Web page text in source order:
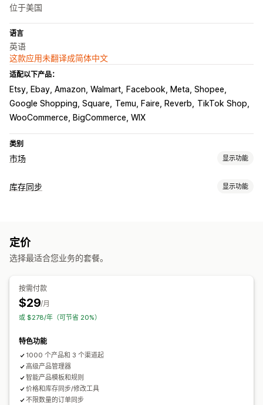
位于美国
语言
英语
这款应用未翻译成简体中文
适配以下产品：
Etsy, Ebay, Amazon, Walmart
Facebook, Meta, Shopee
Google Shopping, Square
Temu, Faire, Reverb
TikTok Shop
WooCommerce, BigCommerce, WIX
类别
市场 显示功能
产品页面管理
订单管理
多地点发货
批量订单 订单同步
库存同步 显示功能
自定义
数据导入和导出
定价
选择最适合您业务的套餐。
按需付款
$29/月
或 $278/年（可节省 20%）
特色功能
1000 个产品和 3 个渠道起
高级产品管理器
智能产品模板和规则
价格和库存同步/修改工具
不限数量的订单同步